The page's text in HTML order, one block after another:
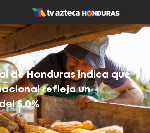
de Honduras indica que
refleja un
5.0%